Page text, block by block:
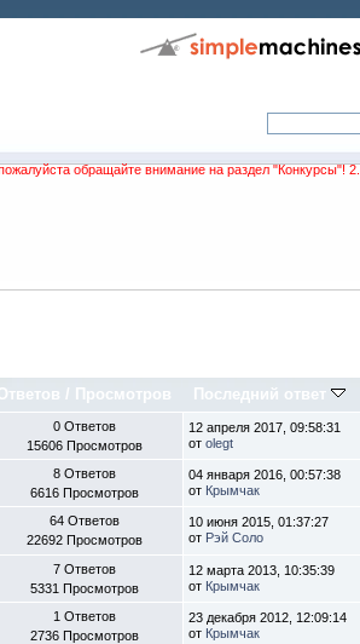
обращайте внимание на раздел "Конкурсы"!
/ Просмотров Последний ответ
0 Ответов
15606 Просмотров
12 апреля 2017, 09:58:31
отolegt
8 Ответов
6616 Просмотров
04 января 2016, 00:57:38
от Крымчак
64 Ответов
22692 Просмотров
10 июня 2015, 01:37:27
от Рэй Соло
7 Ответов
5331 Просмотров
12 марта 2013, 10:35:39
от Крымчак
1 Ответов
2736 Просмотров
23 декабря 2012, 12:09:14
от Крымчак